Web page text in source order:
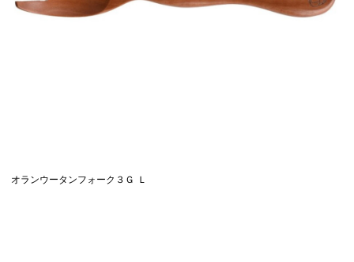
オランウータンフォーク３Ｇ Ｌ